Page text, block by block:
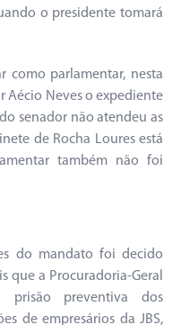
o presidente tomará
como parlamentar, nesta
Aécio Neves o expediente
senador não atendeu as
de Rocha Loures está
também não foi
do mandato foi decido
que a Procuradoria-Geral
prisão preventiva dos
de empresários da JBS,